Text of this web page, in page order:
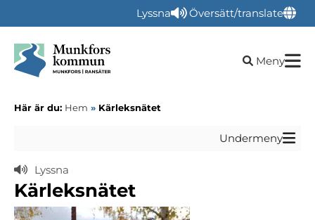
Lyssna Översätt/translate
Öppna
Meny
Här är du: Hem » Kärleksnätet
Undermeny
Lyssna
Kärleksnätet